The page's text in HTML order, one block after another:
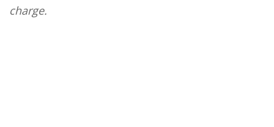
charge.